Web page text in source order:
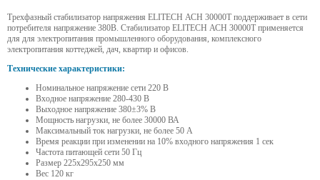
Трехфазный стабилизатор напряжения ELITECH АСН 30000Т поддерживает в сети
потребителя напряжение 380В. Стабилизатор ELITECH АСН 30000Т применяется
для для электропитания промышленного оборудования, комплексного
электропитания коттеджей, дач, квартир и офисов.
Технические характеристики:
Номинальное напряжение сети 220 В
Входное напряжение 280-430 В
Выходное напряжение 380±3% В
Мощность нагрузки, не более 30000 ВА
Максимальный ток нагрузки, не более 50 А
Время реакции при изменении на 10% входного напряжения 1 сек
Частота питающей сети 50 Гц
Размер 225х295х250 мм
Вес 120 кг